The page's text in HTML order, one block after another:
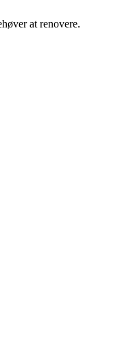
at renovere.